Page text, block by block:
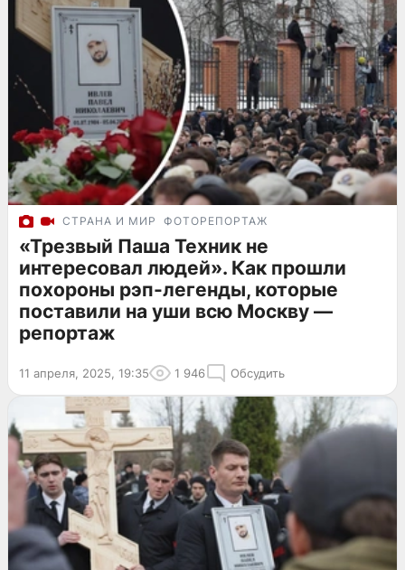
СТРАНА И МИР ФОТОРЕПОРТАЖ
«Трезвый Паша Техник не
интересовал людей». Как прошли
похороны рэп-легенды, которые
поставили на уши всю Москву —
репортаж
11 апреля, 2025, 19:35 1 946 Обсудить